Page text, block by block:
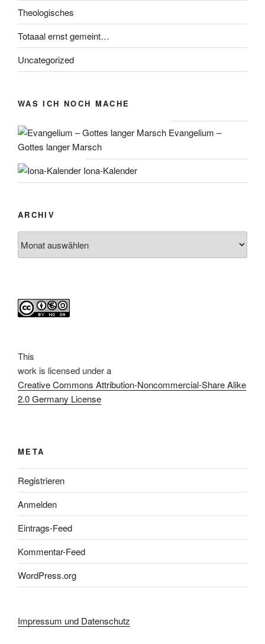
Theologisches
Totaaal ernst gemeint…
Uncategorized
WAS ICH NOCH MACHE
Evangelium –
Gottes langer Marsch
Iona-Kalender
ARCHIV
This
work is licensed under a
Creative Commons Attribution-Noncommercial-Share Alike
2.0 Germany License
META
Registrieren
Anmelden
Eintrags-Feed
Kommentar-Feed
WordPress.org
Impressum und Datenschutz